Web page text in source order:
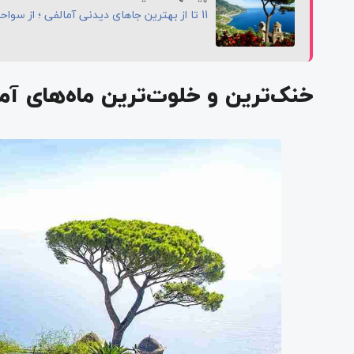
11 تا از بهترین جاهای دیدنی آمالفی ؛ از سواحل زیبا تا باغ‌های سرسبز در ارتفاع
خنک‌ترین و خلوت‌ترین ماه‌های